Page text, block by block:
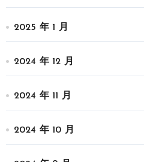
2025 年 1 月
2024 年 12 月
2024 年 11 月
2024 年 10 月